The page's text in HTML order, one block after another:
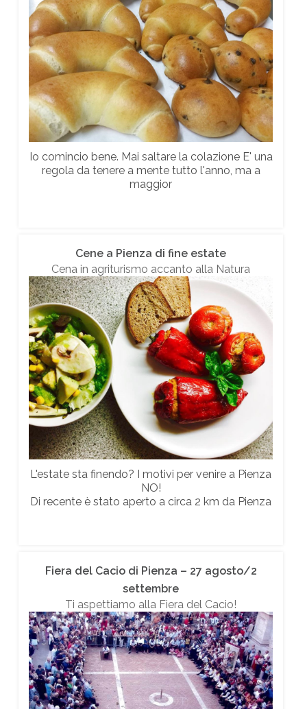
Io comincio bene. Mai saltare la colazione E' una
regola da tenere a mente tutto l'anno, ma a
maggior
Cene a Pienza di fine estate
Cena in agriturismo accanto alla Natura
L'estate sta finendo? I motivi per venire a Pienza
NO!
Di recente è stato aperto a circa 2 km da Pienza
Fiera del Cacio di Pienza – 27 agosto/2
settembre
Ti aspettiamo alla Fiera del Cacio!